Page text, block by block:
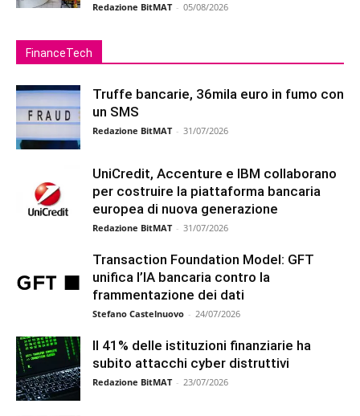
Redazione BitMAT - 05/08/2026
FinanceTech
Truffe bancarie, 36mila euro in fumo con
un SMS
Redazione BitMAT - 31/07/2026
UniCredit, Accenture e IBM collaborano
per costruire la piattaforma bancaria
europea di nuova generazione
Redazione BitMAT - 31/07/2026
Transaction Foundation Model: GFT
unifica l’IA bancaria contro la
frammentazione dei dati
Stefano Castelnuovo - 24/07/2026
Il 41% delle istituzioni finanziarie ha
subito attacchi cyber distruttivi
Redazione BitMAT - 23/07/2026